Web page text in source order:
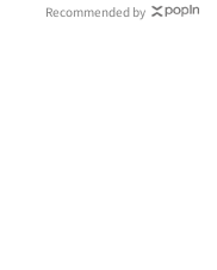
Recommended by